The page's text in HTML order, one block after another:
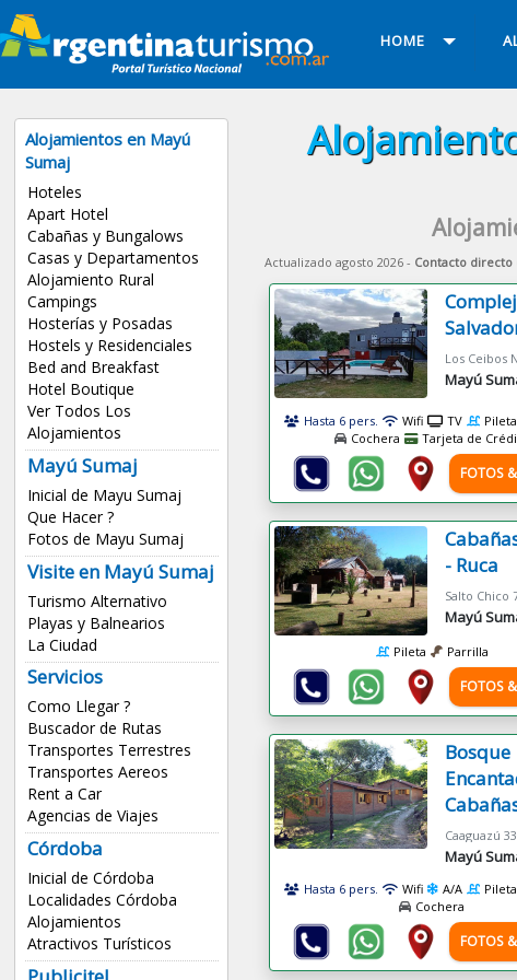
HOME
Alojamientos en Mayú
Sumaj
Hoteles
Apart Hotel
Cabañas y Bungalows
Casas y Departamentos
Alojamiento Rural
Campings
Hosterías y Posadas
Hostels y Residenciales
Bed and Breakfast
Hotel Boutique
Ver Todos Los
Alojamientos
Mayú Sumaj
Inicial de Mayu Sumaj
Que Hacer ?
Fotos de Mayu Sumaj
Visite en Mayú Sumaj
Turismo Alternativo
Playas y Balnearios
La Ciudad
Servicios
Como Llegar ?
Buscador de Rutas
Transportes Terrestres
Transportes Aereos
Rent a Car
Agencias de Viajes
Córdoba
Inicial de Córdoba
Localidades Córdoba
Alojamientos
Atractivos Turísticos
Actualizado agosto 2026 - Contacto
Mayú
Hasta 6 pers. Wifi TV Pileta
Cochera
Tarjeta de
FOTOS
- Ruca
Mayú
Pileta Parrilla
FOTOS
Bosque
Mayú
Hasta 6 pers. Wifi A/A Pileta
Cochera
FOTOS